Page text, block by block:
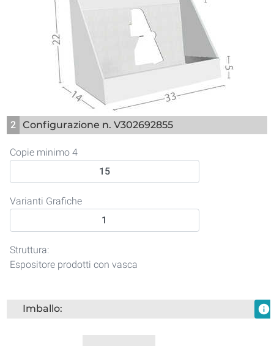
2 Configurazione n. V302692855
Copie minimo 4
Varianti Grafiche
Struttura:
Espositore prodotti con vasca
Imballo: info